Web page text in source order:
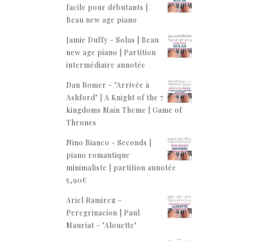
facile pour débutants |
Beau new age piano
Jamie Duffy - Solas | Beau
new age piano | Partition
intermédiaire annotée
Dan Romer - "Arrivée à
Ashford" | A Knight of the 7
kingdoms Main Theme | Game of
Thrones
Nino Bianco - Seconds |
piano romantique
minimaliste | partition annotée
5,90€
Ariel Ramirez -
Peregrinacion | Paul
Mauriat - "Alouette"